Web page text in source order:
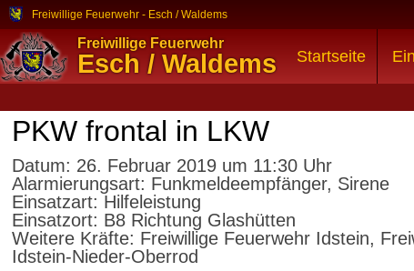
Freiwillige Feuerwehr - Esch / Waldems
Freiwillige Feuerwehr
Esch / Waldems Startseite
PKW frontal in LKW
Datum: 26. Februar 2019 um 11:30 Uhr
Alarmierungsart: Funkmeldeempfänger, Sirene
Einsatzart: Hilfeleistung
Einsatzort: B8 Richtung Glashütten
Weitere Kräfte: Freiwillige Feuerwehr Idstein,
Idstein-Nieder-Oberrod